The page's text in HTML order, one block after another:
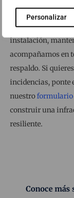
Personalizar
preparado?
En Abast,
instalación,
acompañamos en
respaldo. Si
incidencias, ponte
nuestroformulario
construir una
resiliente.
Conoce más